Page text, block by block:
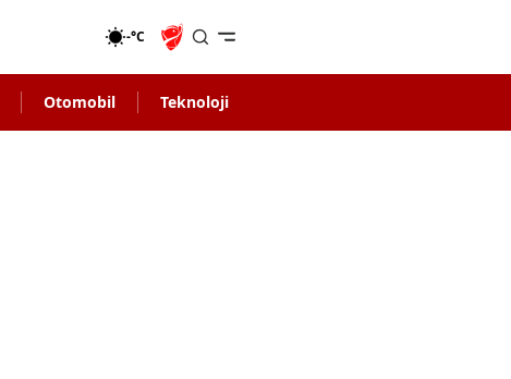
-°C
Otomobil Teknoloji